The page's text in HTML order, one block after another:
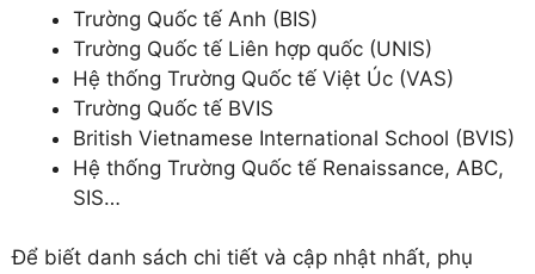
Trường Quốc tế Anh (BIS)
Trường Quốc tế Liên hợp quốc (UNIS)
Hệ thống Trường Quốc tế Việt Úc (VAS)
Trường Quốc tế BVIS
British Vietnamese International School (BVIS)
Hệ thống Trường Quốc tế Renaissance, ABC,
SIS…
Để biết danh sách chi tiết và cập nhật nhất, phụ